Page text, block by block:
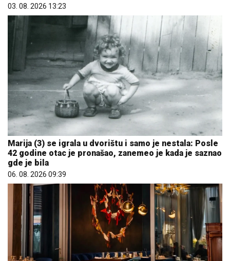
03. 08. 2026 13:23
Marija (3) se igrala u dvorištu i samo je nestala: Posle
42 godine otac je pronašao, zanemeo je kada je saznao
gde je bila
06. 08. 2026 09:39